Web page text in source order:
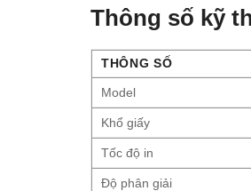
Thông số kỹ
THÔNG SỐ
Model
Khổ giấy
Tốc độ in
Độ phân giải